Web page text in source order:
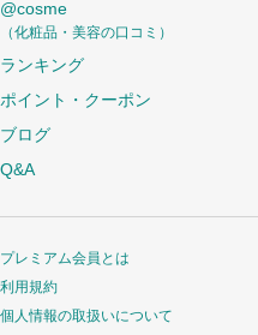
@cosme
（化粧品・美容の口コミ）
ランキング
ポイント・クーポン
ブログ
Q&A
プレミアム会員とは
利用規約
個人情報の取扱いについて